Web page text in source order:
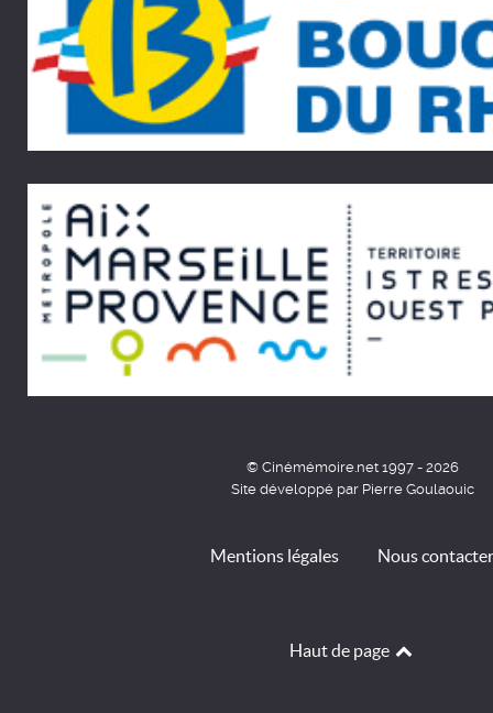
© Cinémémoire.net 1997 - 2026
Site développé par Pierre Goulaouic
Mentions légales Nous contacter
Haut de page